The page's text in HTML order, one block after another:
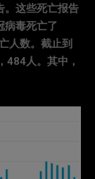
。这些死亡报告
病毒死亡了
人数。截止到
484人。其中，